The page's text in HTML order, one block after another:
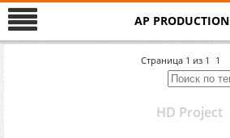
AP PRODUCTION
Страница 1 из 1 1
HD Project